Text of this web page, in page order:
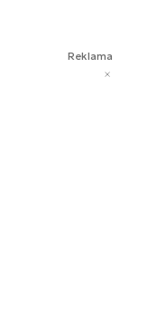
Reklama